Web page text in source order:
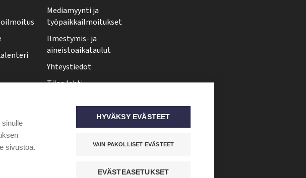
Mediamyynti ja
työpaikkailmoitukset
Ilmestymis- ja
aineistoaikataulut
Yhteystiedot
Tilaa lehti
Tehy-lehti somessa
sivustoa.
HYVÄKSY EVÄSTEET
VAIN PAKOLLISET EVÄSTEET
EVÄSTEASETUKSET